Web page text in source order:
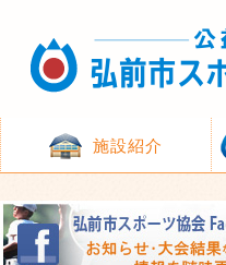
施設紹介